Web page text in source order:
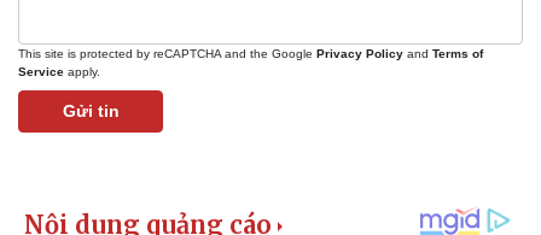
Khởi nghiệp
This site is protected by reCAPTCHA and the Google Privacy Policy and Terms of
Service apply.
Gửi tin